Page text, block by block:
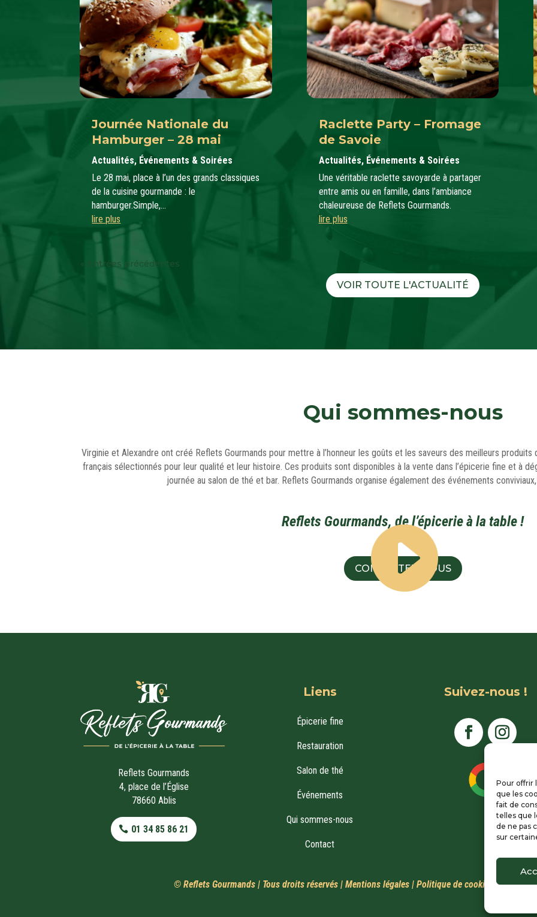
Pour offrir
que les
fait de
telles que
de ne pas
sur
Journée Nationale du
Hamburger – 28 mai
Actualités, Événements & Soirées
Le 28 mai, place à l’un des grands classiques
de la cuisine gourmande : le
hamburger.Simple,...
lire plus
Raclette Party – Fromage
de Savoie
Actualités, Événements & Soirées
Une véritable raclette savoyarde à partager
entre amis ou en famille, dans l’ambiance
chaleureuse de Reflets Gourmands.
lire plus
« Entrées précédentes
VOIR TOUTE L'ACTUALITÉ
Qui sommes-nous
Virginie et Alexandre ont créé Reflets Gourmands pour mettre à l’honneur les goûts et les saveurs des meilleurs
français sélectionnés pour leur qualité et leur histoire. Ces produits sont disponibles à la vente dans l’épicerie fine et à
journée au salon de thé et bar. Reflets Gourmands organise également des événements
Reflets Gourmands, de l’épicerie à la table !
CONTACTEZ-NOUS
Reflets Gourmands
4, place de l’Église
78660 Ablis
01 34 85 86 21
Liens
Épicerie fine
Restauration
Salon de thé
Événements
Qui sommes-nous
Contact
Suivez-nous !
© Reflets Gourmands | Tous droits réservés | Mentions légales| Politique de cookies |